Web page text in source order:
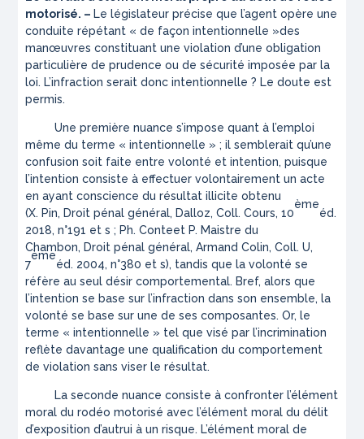
motorisé. – Le législateur précise que l’agent opère une
conduite répétant « de façon intentionnelle »des
manœuvres constituant une violation d’une obligation
particulière de prudence ou de sécurité imposée par la
loi. L’infraction serait donc intentionnelle ? Le doute est
permis.
Une première nuance s’impose quant à l’emploi
même du terme « intentionnelle » ; il semblerait qu’une
confusion soit faite entre volonté et intention, puisque
l’intention consiste à effectuer volontairement un acte
en ayant conscience du résultat illicite obtenu
(X. Pin, Droit pénal général, Dalloz, Coll. Cours, 10
ème
éd.
2018, n°191 et s ; Ph. Conteet P. Maistre du
Chambon, Droit pénal général, Armand Colin, Coll. U,
7
ème
éd. 2004, n°380 et s), tandis que la volonté se
réfère au seul désir comportemental. Bref, alors que
l’intention se base sur l’infraction dans son ensemble, la
volonté se base sur une de ses composantes. Or, le
terme « intentionnelle » tel que visé par l’incrimination
reflète davantage une qualification du comportement
de violation sans viser le résultat.
La seconde nuance consiste à confronter l’élément
moral du rodéo motorisé avec l’élément moral du délit
d’exposition d’autrui à un risque. L’élément moral de